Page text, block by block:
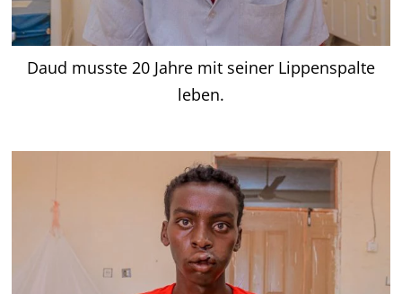
Daud musste 20 Jahre mit seiner Lippenspalte
leben.